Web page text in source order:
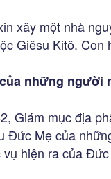
xây một nhà
Giêsu Kitô. Con
những người
Giám mục địa
Đức Mẹ của
vụ hiện ra của